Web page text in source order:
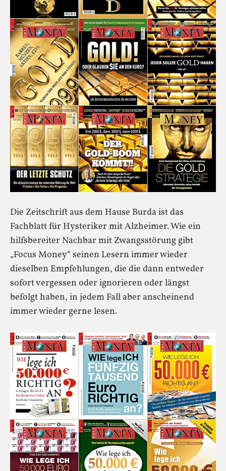
Die Zeitschrift aus dem Hause Burda ist das
Fachblatt für Hysteriker mit Alzheimer. Wie ein
hilfsbereiter Nachbar mit Zwangsstörung gibt
„Focus Money“ seinen Lesern immer wieder
dieselben Empfehlungen, die die dann entweder
sofort vergessen oder ignorieren oder längst
befolgt haben, in jedem Fall aber anscheinend
immer wieder gerne lesen.